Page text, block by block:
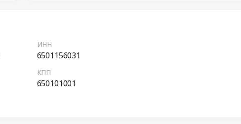
ИНН
6501156031
КПП
650101001